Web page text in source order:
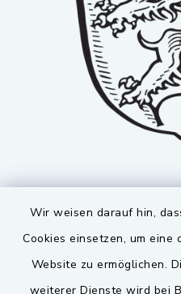
Wir weisen darauf hin,
Cookies einsetzen, um
Website zu ermöglichen.
weiterer Dienste wird bei